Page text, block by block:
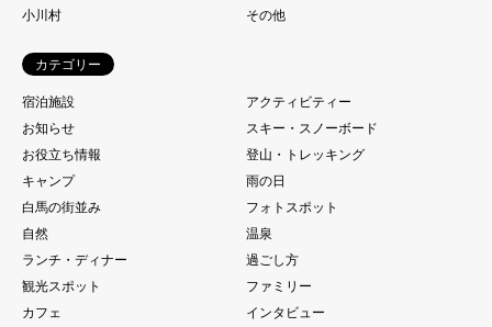
小川村
その他
カテゴリー
宿泊施設
アクティビティー
お知らせ
スキー・スノーボード
お役立ち情報
登山・トレッキング
キャンプ
雨の日
白馬の街並み
フォトスポット
自然
温泉
ランチ・ディナー
過ごし方
観光スポット
ファミリー
カフェ
インタビュー